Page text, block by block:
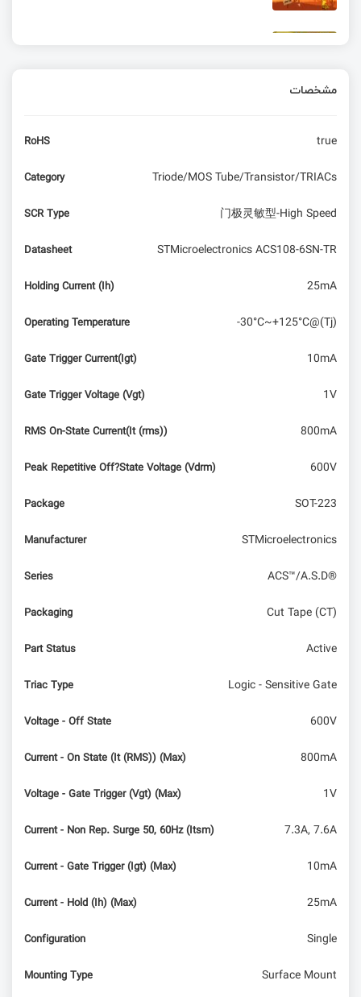
خارجی
مقایسه Raspberry Pi 5 و Intel N100 mini PC –
مشخصات
RoHS true
Category Triode/MOS Tube/Transistor/TRIACs
SCR Type 门极灵敏型-High Speed
Datasheet STMicroelectronics ACS108-6SN-TR
Holding Current (Ih) 25mA
Operating Temperature -30°C~+125°C@(Tj)
Gate Trigger Current(Igt) 10mA
Gate Trigger Voltage (Vgt) 1V
RMS On-State Current(It (rms)) 800mA
Peak Repetitive Off?State Voltage (Vdrm) 600V
Package SOT-223
Manufacturer STMicroelectronics
Series ACS™/A.S.D®
Packaging Cut Tape (CT)
Part Status Active
Triac Type Logic - Sensitive Gate
Voltage - Off State 600V
Current - On State (It (RMS)) (Max) 800mA
Voltage - Gate Trigger (Vgt) (Max) 1V
Current - Non Rep. Surge 50, 60Hz (Itsm) 7.3A, 7.6A
Current - Gate Trigger (Igt) (Max) 10mA
Current - Hold (Ih) (Max) 25mA
Configuration Single
Mounting Type Surface Mount